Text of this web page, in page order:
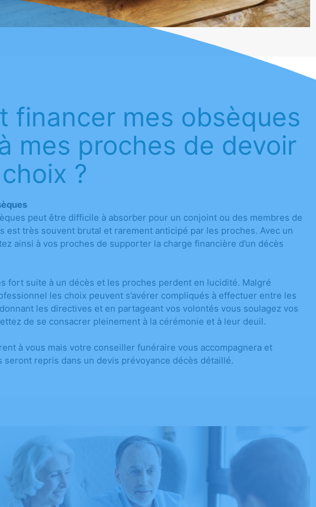
financer mes obsèques
mes proches de devoir
?
peut être difficile à absorber pour un conjoint ou des membres de
est très souvent brutal et rarement anticipé par les proches. Avec un
ainsi à vos proches de supporter la charge financière d’un décès
fort suite à un décès et les proches perdent en lucidité. Malgré
les choix peuvent s’avérer compliqués à effectuer entre les
les directives et en partageant vos volontés vous soulagez vos
de se consacrer pleinement à la cérémonie et à leur deuil.
à vous mais votre conseiller funéraire vous accompagnera et
seront repris dans un devis prévoyance décès détaillé.